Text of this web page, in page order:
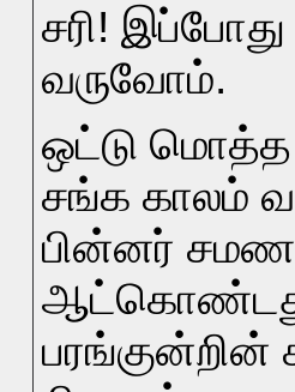
சரி!
வருவோம்.
ஒட்டு மொத்த
சங்க காலம்
பின்னர்